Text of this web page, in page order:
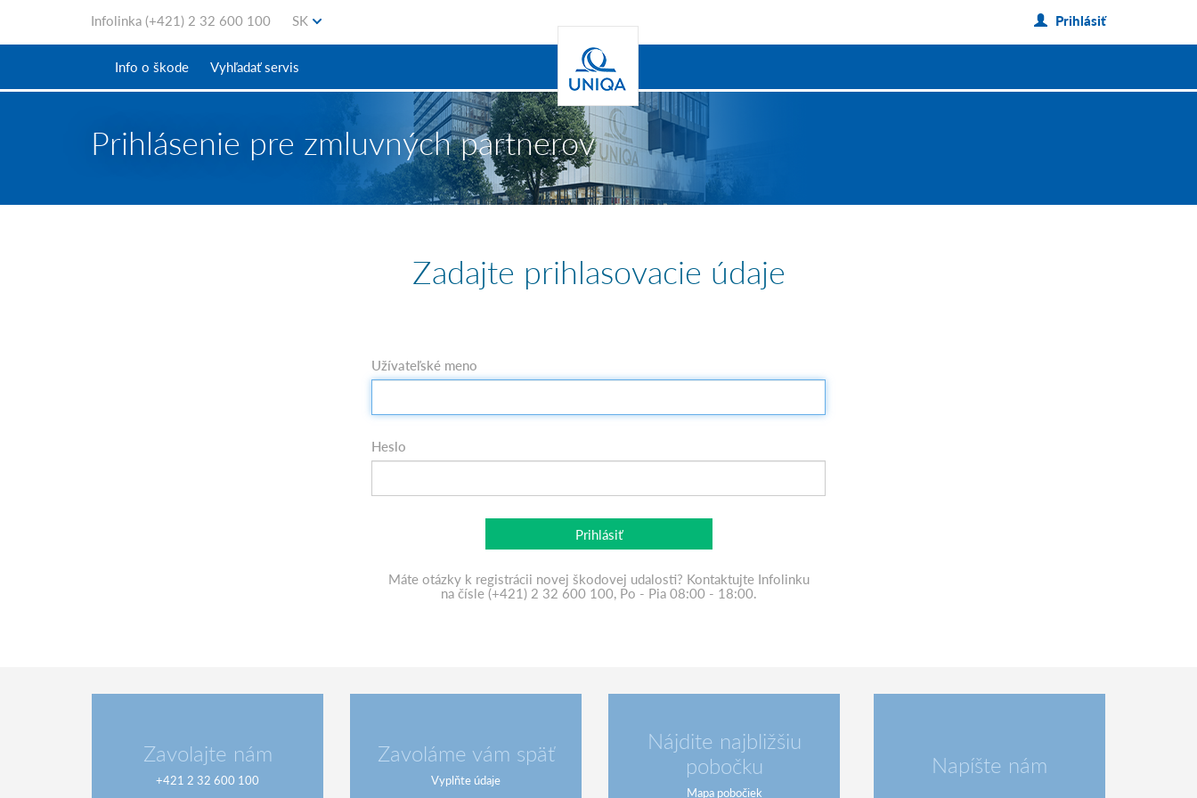
Infolinka (+421) 2 32 600 100 SK Prihlásiť
Info o škode Vyhľadať servis
Prihlásenie pre zmluvných partnerov
Zadajte prihlasovacie údaje
Užívateľské meno
Heslo
Prihlásiť
Máte otázky k registrácii novej škodovej udalosti? Kontaktujte Infolinku
na čísle (+421) 2 32 600 100, Po - Pia 08:00 - 18:00.
Zavolajte nám
+421 2 32 600 100
Zavoláme vám späť
Vyplňte údaje
Nájdite najbližšiu
pobočku
Mapa pobočiek
Napíšte nám